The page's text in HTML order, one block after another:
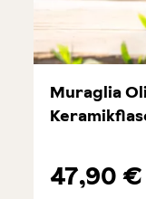
Muraglia
47,90 €